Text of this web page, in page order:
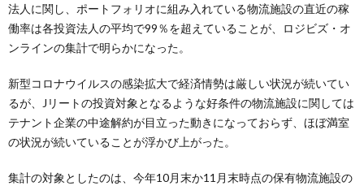
法人に関し、ポートフォリオに組み入れている物流施設の直近の稼
働率は各投資法人の平均で99％を超えていることが、ロジビズ・オ
ンラインの集計で明らかになった。
新型コロナウイルスの感染拡大で経済情勢は厳しい状況が続いてい
るが、Jリートの投資対象となるような好条件の物流施設に関しては
テナント企業の中途解約が目立った動きになっておらず、ほぼ満室
の状況が続いていることが浮かび上がった。
集計の対象としたのは、今年10月末か11月末時点の保有物流施設の